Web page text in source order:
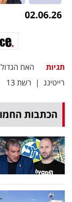
תגיות האח הגדול
רייטינג | רשת 13
הכתבות